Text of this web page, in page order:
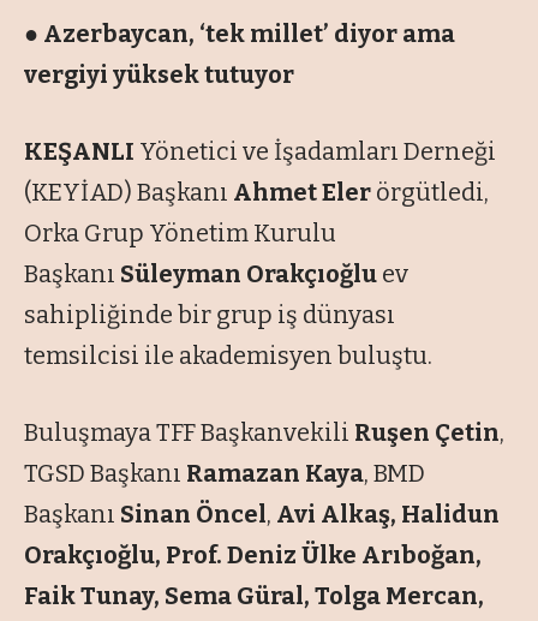
● Azerbaycan, ‘tek millet’ diyor ama
vergiyi yüksek tutuyor
KEŞANLI Yönetici ve İşadamları Derneği
(KEYİAD) Başkanı Ahmet Eler örgütledi,
Orka Grup Yönetim Kurulu
Başkanı Süleyman Orakçıoğlu ev
sahipliğinde bir grup iş dünyası
temsilcisi ile akademisyen buluştu.
Buluşmaya TFF Başkanvekili Ruşen Çetin,
TGSD Başkanı Ramazan Kaya, BMD
Başkanı Sinan Öncel, Avi Alkaş, Halidun
Orakçıoğlu, Prof. Deniz Ülke Arıboğan,
Faik Tunay, Sema Güral, Tolga Mercan,